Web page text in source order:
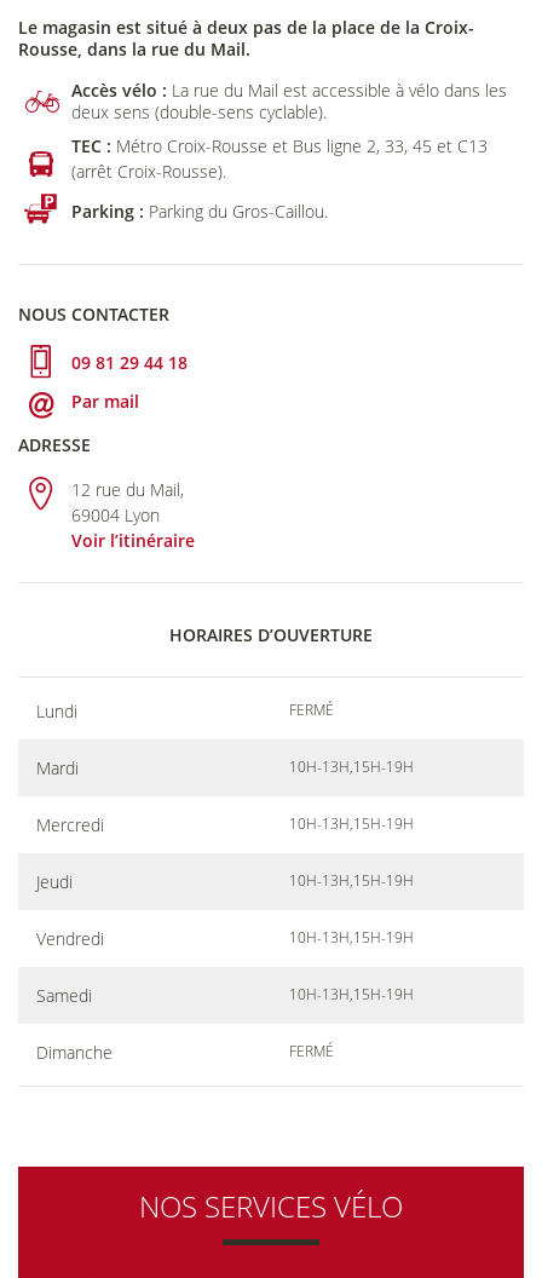
Le magasin est situé à deux pas de la place de la Croix-
Rousse, dans la rue du Mail.
Accès vélo : La rue du Mail est accessible à vélo dans les
deux sens (double-sens cyclable).
TEC : Métro Croix-Rousse et Bus ligne 2, 33, 45 et C13
(arrêt Croix-Rousse).
Parking : Parking du Gros-Caillou.
NOUS CONTACTER
09 81 29 44 18
Par mail
ADRESSE
12 rue du Mail,
69004 Lyon
Voir l’itinéraire
HORAIRES D’OUVERTURE
Lundi FERMÉ
Mardi 10H-13H,15H-19H
Mercredi 10H-13H,15H-19H
Jeudi 10H-13H,15H-19H
Vendredi 10H-13H,15H-19H
Samedi 10H-13H,15H-19H
Dimanche FERMÉ
NOS SERVICES VÉLO